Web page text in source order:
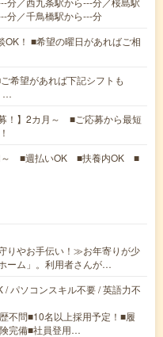
分／千鳥橋駅から---分
OK！ ■希望の曜日があればご相
希望があれば下記シフトも
…
！】2カ月～ ■ご応募から最短
～ ■週払いOK ■扶養内OK ■
りやお手伝い！≫お年寄りが少
ーム」。利用者さんが…
/ パソコンスキル不要 / 英語力不
不問■10名以上採用予定！■履
完備■社員登用…